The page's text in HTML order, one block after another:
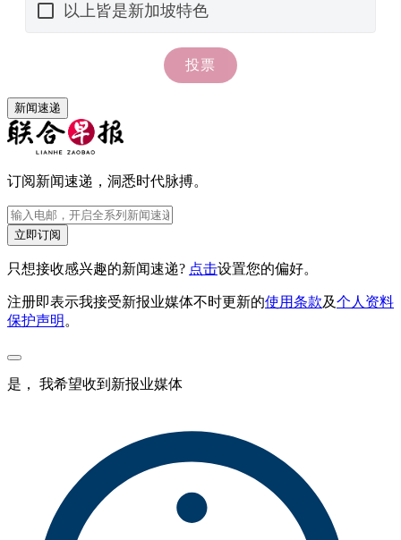
新闻速递
订阅新闻速递，洞悉时代脉搏。
立即订阅
只想接收感兴趣的新闻速递? 点击设置您的偏好。
注册即表示我接受新报业媒体不时更新的使用条款及个人资料
保护声明 。
是， 我希望收到新报业媒体